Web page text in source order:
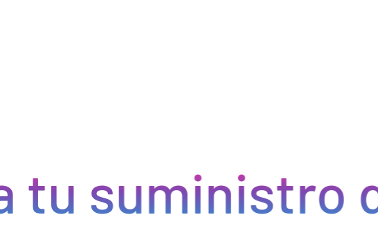
suministro